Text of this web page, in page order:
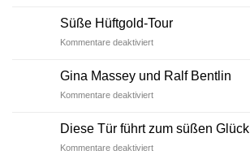
geheim!
Marzipan
geht
um
Welt
Süße Hüftgold-Tour
Kommentare deaktiviertfür
Hüftgold-
Tour
Gina Massey und Ralf Bentlin
Kommentare deaktiviertfür
und
Ralf
Die­se Tür führt zum süßen Glück
Kommentare deaktiviertfür